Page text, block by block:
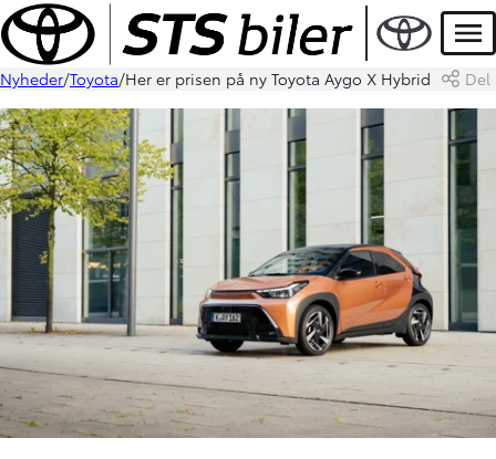
Nyheder Toyota Her er prisen på ny Toyota Aygo X Hybrid Del